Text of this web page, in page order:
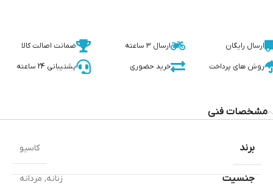
ارسال رایگان ارسال 3 ساعته ضمانت اصالت کالا
روش های پرداخت خرید حضوری پشتیبانی 24 ساعته
مشخصات فنی
جنسیت زنانه,مردانه
برند کاسیو